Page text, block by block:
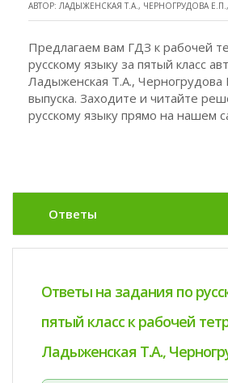
АВТОР: ЛАДЫЖЕНСКАЯ Т.А., ЧЕРНОГРУДОВА
Предлагаем вам ГДЗ к рабочей
русскому языку за пятый класс
Ладыженская Т.А., Черногрудова
выпуска. Заходите и читайте
русскому языку прямо на нашем
Ответы
Ответы на задания по
пятый класс к рабочей
Ладыженская Т.А.,